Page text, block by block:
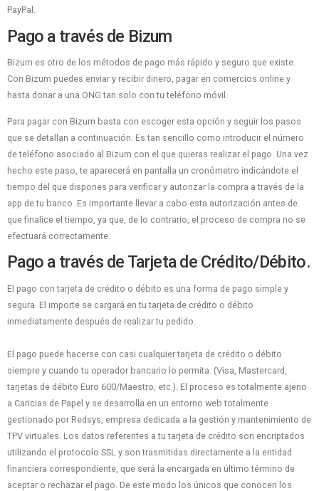
PayPal.
Pago a través de Bizum
Bizum es otro de los métodos de pago más rápido y seguro que existe.
Con Bizum puedes enviar y recibir dinero, pagar en comercios online y
hasta donar a una ONG tan solo con tu teléfono móvil.
Para pagar con Bizum basta con escoger esta opción y seguir los pasos
que se detallan a continuación. Es tan sencillo como introducir el número
de teléfono asociado al Bizum con el que quieras realizar el pago. Una vez
hecho este paso, te aparecerá en pantalla un cronómetro indicándote el
tiempo del que dispones para verificar y autorizar la compra a través de la
app de tu banco. Es importante llevar a cabo esta autorización antes de
que finalice el tiempo, ya que, de lo contrario, el proceso de compra no se
efectuará correctamente.
Pago a través de Tarjeta de Crédito/Débito.
El pago con tarjeta de crédito o débito es una forma de pago simple y
segura. El importe se cargará en tu tarjeta de crédito o débito
inmediatamente después de realizar tu pedido.
El pago puede hacerse con casi cualquier tarjeta de crédito o débito
siempre y cuando tu operador bancario lo permita. (Visa, Mastercard,
tarjetas de débito Euro 600/Maestro, etc.). El proceso es totalmente ajeno
a Caricias de Papel y se desarrolla en un entorno web totalmente
gestionado por Redsys, empresa dedicada a la gestión y mantenimiento de
TPV virtuales. Los datos referentes a tu tarjeta de crédito son encriptados
utilizando el protocolo SSL y son trasmitidas directamente a la entidad
financiera correspondiente, que será la encargada en último término de
aceptar o rechazar el pago. De este modo los únicos que conocen los